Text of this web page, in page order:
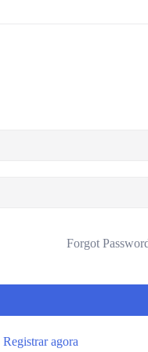
Forgot
Registrar agora